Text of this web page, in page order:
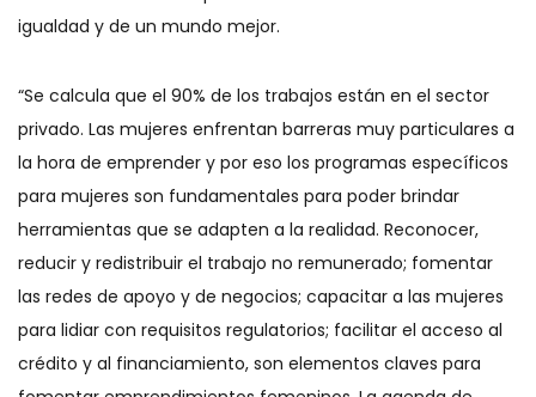
igualdad y de un mundo mejor.
“Se calcula que el 90% de los trabajos están en el sector
privado. Las mujeres enfrentan barreras muy particulares a
la hora de emprender y por eso los programas específicos
para mujeres son fundamentales para poder brindar
herramientas que se adapten a la realidad. Reconocer,
reducir y redistribuir el trabajo no remunerado; fomentar
las redes de apoyo y de negocios; capacitar a las mujeres
para lidiar con requisitos regulatorios; facilitar el acceso al
crédito y al financiamiento, son elementos claves para